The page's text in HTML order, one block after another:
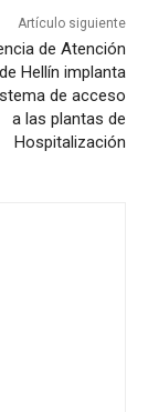
Artículo siguiente
de Atención
Hellín implanta
de acceso
a las plantas de
Hospitalización